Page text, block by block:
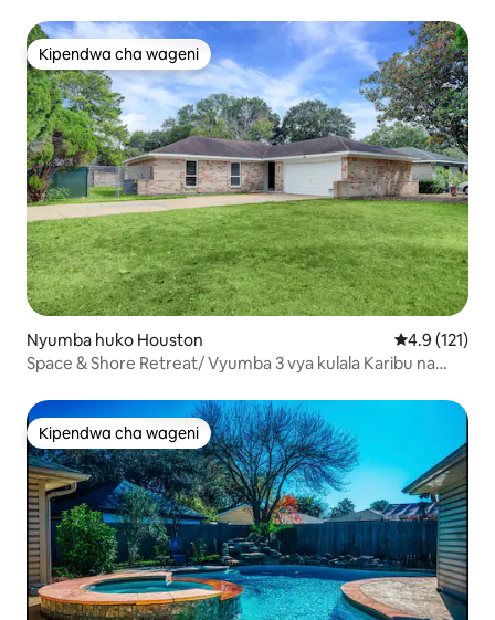
Kipendwa cha wageni
Kipendwa cha wageni
Nyumba huko Houston Ukadiriaji wa
4.9 (121)
Space & Shore Retreat/ Vyumba 3 vya kulala Karibu na
Kipendwa cha wageni
Kipendwa cha wageni